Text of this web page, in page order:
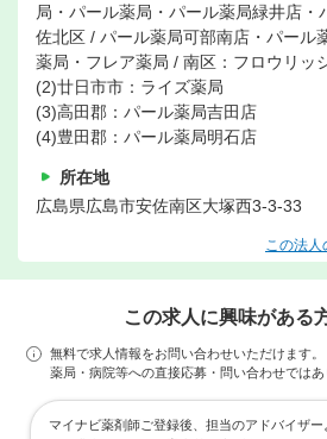
局・パール薬局・パール薬局緑井店・
佐北区 / パール薬局可部南店・パール
薬局・フレア薬局 / 南区：フロウリッ
(2)廿日市市：ライズ薬局
(3)高田郡：パール薬局吉田店
(4)豊田郡：パール薬局明石店
所在地
広島県広島市安佐南区大塚西3-3-33
この法人
この求人に興味がある
無料で求人情報をお問い合わせいただけます。
薬局・病院等への直接応募・問い合わせではあ
マイナビ薬剤師ご登録後、担当のアドバイザー